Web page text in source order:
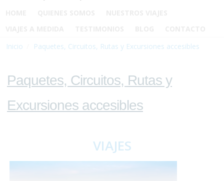
Inicio
Paquetes, Circuitos, Rutas y Excursiones accesibles
Paquetes, Circuitos, Rutas y
Excursiones accesibles
VIAJES